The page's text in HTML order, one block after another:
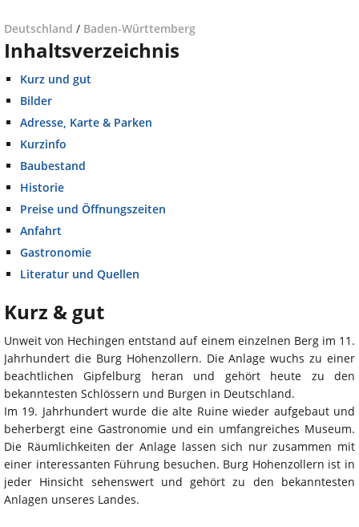
Deutschland / Baden-Württemberg
Inhaltsverzeichnis
Kurz und gut
Bilder
Adresse, Karte & Parken
Kurzinfo
Baubestand
Historie
Preise und Öffnungszeiten
Anfahrt
Gastronomie
Literatur und Quellen
Kurz & gut
Unweit von Hechingen entstand auf einem einzelnen Berg im 11.
Jahrhundert die Burg Hohenzollern. Die Anlage wuchs zu einer
beachtlichen Gipfelburg heran und gehört heute zu den
bekanntesten Schlössern und Burgen in Deutschland.
Im 19. Jahrhundert wurde die alte Ruine wieder aufgebaut und
beherbergt eine Gastronomie und ein umfangreiches Museum.
Die Räumlichkeiten der Anlage lassen sich nur zusammen mit
einer interessanten Führung besuchen. Burg Hohenzollern ist in
jeder Hinsicht sehenswert und gehört zu den bekanntesten
Anlagen unseres Landes.